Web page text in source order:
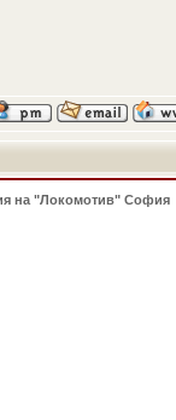
на "Локомотив" София